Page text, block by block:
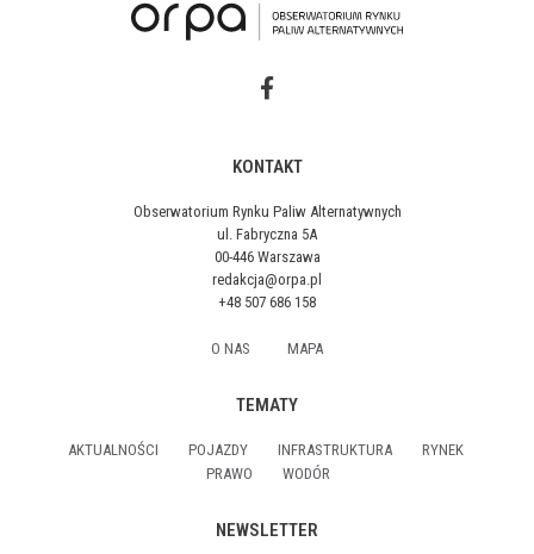
KONTAKT
Obserwatorium Rynku Paliw Alternatywnych
ul. Fabryczna 5A
00-446 Warszawa
redakcja@orpa.pl
+48 507 686 158
O NAS MAPA
TEMATY
AKTUALNOŚCI POJAZDY INFRASTRUKTURA
RYNEK
PRAWO
WODÓR
NEWSLETTER